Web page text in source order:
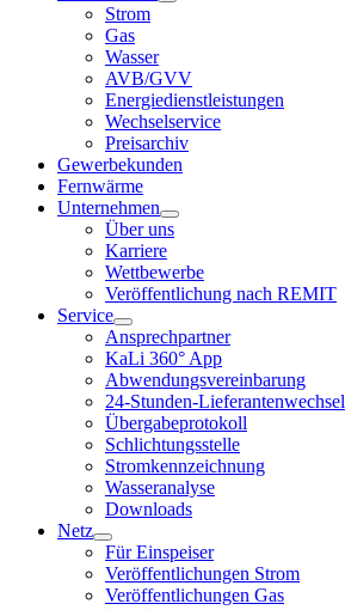
Strom
Gas
Wasser
AVB/GVV
Energiedienstleistungen
Wechselservice
Preisarchiv
Gewerbekunden
Fernwärme
Unternehmen
Über uns
Karriere
Wettbewerbe
Veröffentlichung nach REMIT
Service
Ansprechpartner
KaLi 360° App
Abwendungsvereinbarung
24-Stunden-Lieferantenwechsel
Übergabeprotokoll
Schlichtungsstelle
Stromkennzeichnung
Wasseranalyse
Downloads
Netz
Für Einspeiser
Veröffentlichungen Strom
Veröffentlichungen Gas